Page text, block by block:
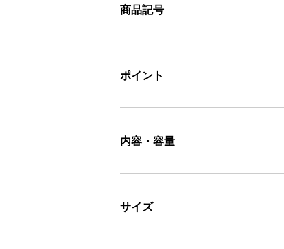
商品記号
ポイント
内容・容量
サイズ